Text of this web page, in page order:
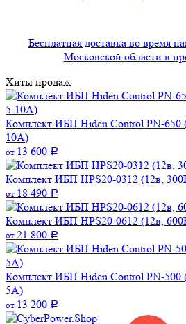
Бесплатная доставка во время
Московской области в
Хиты продаж
Комплект ИБП Hiden Control PN-
10А)
от 13 600 Р
Комплект ИБП HPS20-0312 (12в,
от 18 490 Р
Комплект ИБП HPS20-0612 (12в,
от 21 800 Р
Комплект ИБП Hiden Control PN-
5А)
от 13 200 Р